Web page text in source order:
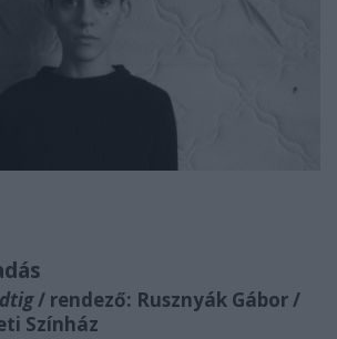
/ rendező: Rusznyák Gábor /
Színház